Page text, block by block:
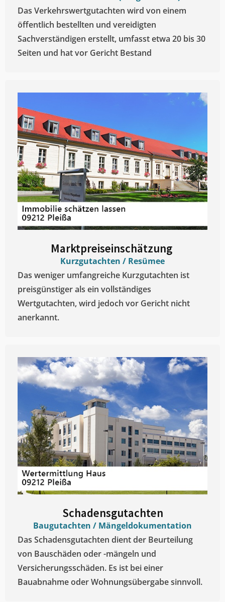
Das Verkehrswertgutachten wird von einem
öffentlich bestellten und vereidigten
Sachverständigen erstellt, umfasst etwa 20 bis 30
Seiten und hat vor Gericht Bestand
Marktpreiseinschätzung ​
Kurzgutachten / Resümee
Das weniger umfangreiche Kurzgutachten ist
preisgünstiger als ein vollständiges
Wertgutachten, wird jedoch vor Gericht nicht
anerkannt.
Schadensgutachten
Baugutachten / Mängeldokumentation
Das Schadensgutachten dient der Beurteilung
von Bauschäden oder -mängeln und
Versicherungsschäden. Es ist bei einer
Bauabnahme oder Wohnungsübergabe sinnvoll.